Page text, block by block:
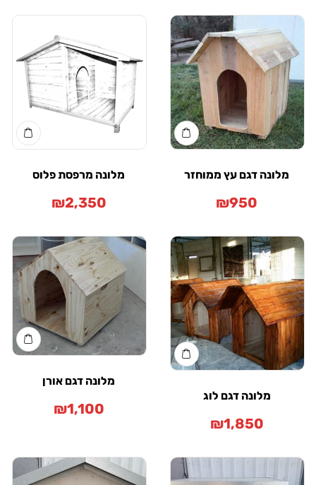
מלונה דגם עץ ממוחזר
₪950
מלונה מרפסת פלוס
₪2,350
מלונה דגם לוג
₪1,850
מלונה דגם אורן
₪1,100